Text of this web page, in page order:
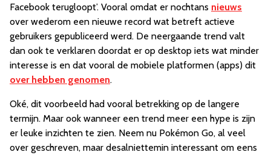
Facebook terugloopt’. Vooral omdat er nochtans nieuws
over wederom een nieuwe record wat betreft actieve
gebruikers gepubliceerd werd. De neergaande trend valt
dan ook te verklaren doordat er op desktop iets wat minder
interesse is en dat vooral de mobiele platformen (apps) dit
over hebben genomen.
Oké, dit voorbeeld had vooral betrekking op de langere
termijn. Maar ook wanneer een trend meer een hype is zijn
er leuke inzichten te zien. Neem nu Pokémon Go, al veel
over geschreven, maar desalniettemin interessant om eens